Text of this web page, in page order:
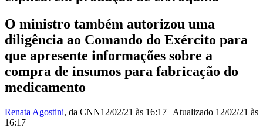
O ministro também autorizou uma
diligência ao Comando do Exército para
que apresente informações sobre a
compra de insumos para fabricação do
medicamento
Renata Agostini, da CNN12/02/21 às 16:17 | Atualizado 12/02/21 às
16:17